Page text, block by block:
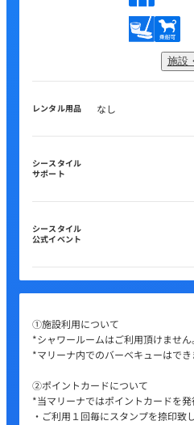
施設
レンタル用品 なし
シースタイル
サポート
シースタイル
公式イベント
①施設利用について
*シャワールームはご利用頂けません。
*マリーナ内でのバーベキューはでき
②ポイントカードについて
*当マリーナではポイントカードを発
・ご利用１回毎にスタンプを捺印致し